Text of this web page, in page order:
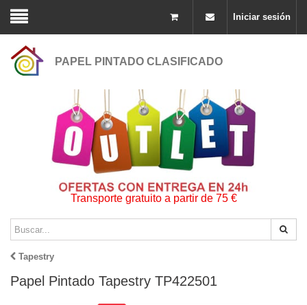
Iniciar sesión
PAPEL PINTADO CLASIFICADO
Transporte gratuito a partir de 75 €
Tapestry
Papel Pintado Tapestry TP422501